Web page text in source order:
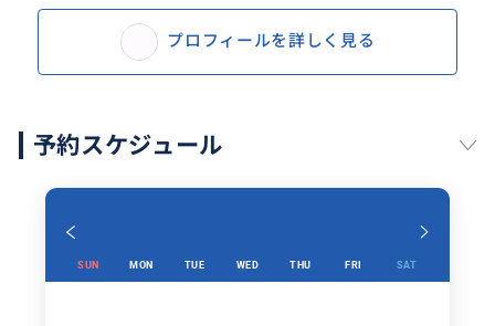
プロフィールを詳しく見る
予約スケジュール
SUN MON TUE WED THU FRI SAT